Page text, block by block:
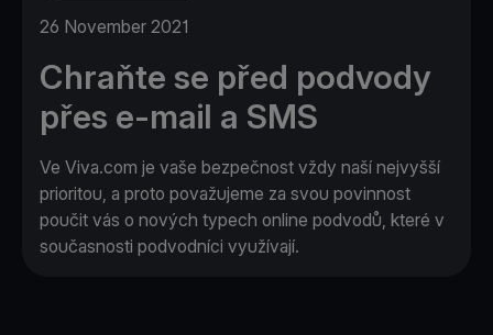
26 November 2021
Chraňte se před podvody
přes e-mail a SMS
Ve Viva.com je vaše bezpečnost vždy naší nejvyšší
prioritou, a proto považujeme za svou povinnost
poučit vás o nových typech online podvodů, které v
současnosti podvodníci využívají.